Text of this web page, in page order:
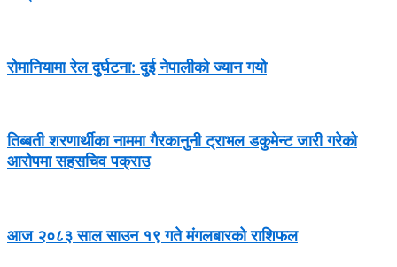
रोमानियामा रेल दुर्घटना: दुई नेपालीको ज्यान गयो
तिब्बती शरणार्थीका नाममा गैरकानुनी ट्राभल डकुमेन्ट जारी गरेको
आरोपमा सहसचिव पक्राउ
आज २०८३ साल साउन १९ गते मंगलबारको राशिफल